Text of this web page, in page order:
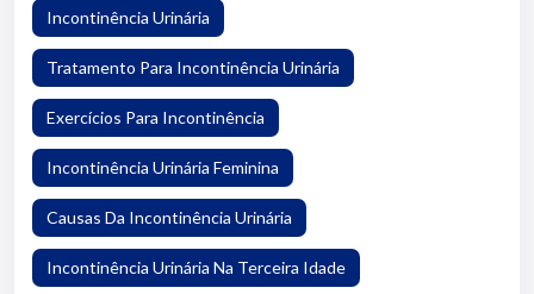
Incontinência Urinária
Tratamento Para Incontinência Urinária
Exercícios Para Incontinência
Incontinência Urinária Feminina
Causas Da Incontinência Urinária
Incontinência Urinária Na Terceira Idade